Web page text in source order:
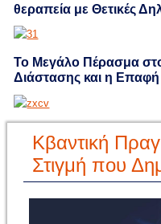
θεραπεία με Θετικές
Το Μεγάλο Πέρασμα
Διάστασης και η
Κβαντική
Στιγμή που